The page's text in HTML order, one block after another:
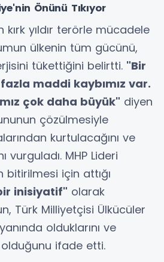
Önünü Tıkıyor
kırk yıldır terörle mücadele
ülkenin tüm gücünü,
tükettiğini belirtti. "Bir
maddi kaybımız var.
çok daha büyük" diyen
çözülmesiyle
kurtulacağını ve
vurguladı. MHP Lideri
bitirilmesi için attığı
inisiyatif" olarak
Türk Milliyetçisi Ülkücüler
olduklarını ve
ifade etti.